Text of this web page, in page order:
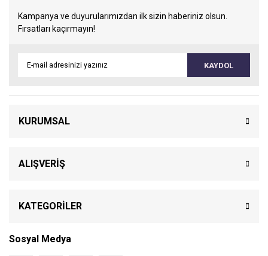
Kampanya ve duyurularımızdan ilk sizin haberiniz olsun.
Fırsatları kaçırmayın!
KAYDOL
KURUMSAL
ALIŞVERİŞ
KATEGORİLER
Sosyal Medya